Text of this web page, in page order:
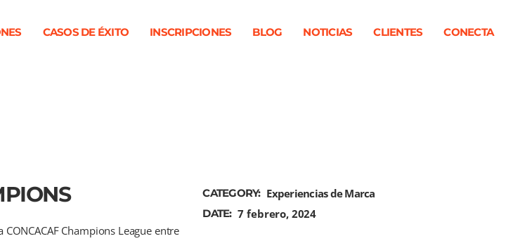
CASOS DE ÉXITO INSCRIPCIONES BLOG NOTICIAS CLIENTES CONECTA
Champions League entre
CATEGORY: Experiencias de Marca
DATE: 7 febrero, 2024